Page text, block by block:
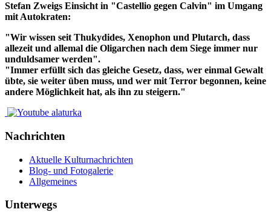
Stefan Zweigs Einsicht in "Castellio gegen Calvin" im Umgang
mit Autokraten:
"Wir wissen seit Thukydides, Xenophon und Plutarch, dass
allezeit und allemal die Oligarchen nach dem Siege immer nur
unduldsamer werden".
"Immer erfüllt sich das gleiche Gesetz, dass, wer einmal Gewalt
übte, sie weiter üben muss, und wer mit Terror begonnen, keine
andere Möglichkeit hat, als ihn zu steigern."
Nachrichten
Aktuelle Kulturnachrichten
Blog- und Fotogalerie
Allgemeines
Unterwegs